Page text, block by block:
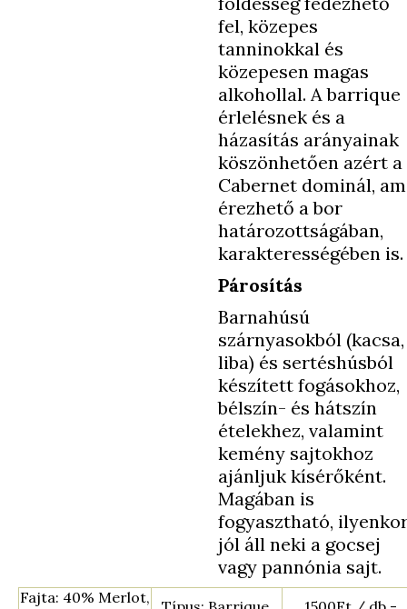
fel, közepes
tanninokkal és
közepesen magas
alkohollal. A barrique
érlelésnek és a
házasítás arányainak
köszönhetően azért a
Cabernet dominál,
érezhető a bor
határozottságában,
karakterességében is.
Párosítás
Barnahúsú
szárnyasokból (kacsa,
liba) és sertéshúsból
készített fogásokhoz,
bélszín- és hátszín
ételekhez, valamint
kemény sajtokhoz
ajánljuk kísérőként.
Magában is
fogyasztható,
jól áll neki a gocsej
vagy pannónia sajt.
Fajta: 40% Merlot,